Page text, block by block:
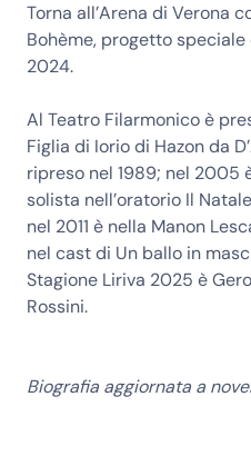
Torna all’Arena di Verona
Bohème, progetto speciale
2024.
Al Teatro Filarmonico è
Figlia di Iorio di Hazon da
ripreso nel 1989; nel 2005
solista nell’oratorio Il
nel 2011 è nella Manon
nel cast di Un ballo in
Stagione Liriva 2025 è
Rossini.
Biografia aggiornata a